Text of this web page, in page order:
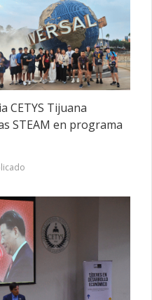
CETYS Tijuana
STEAM en programa